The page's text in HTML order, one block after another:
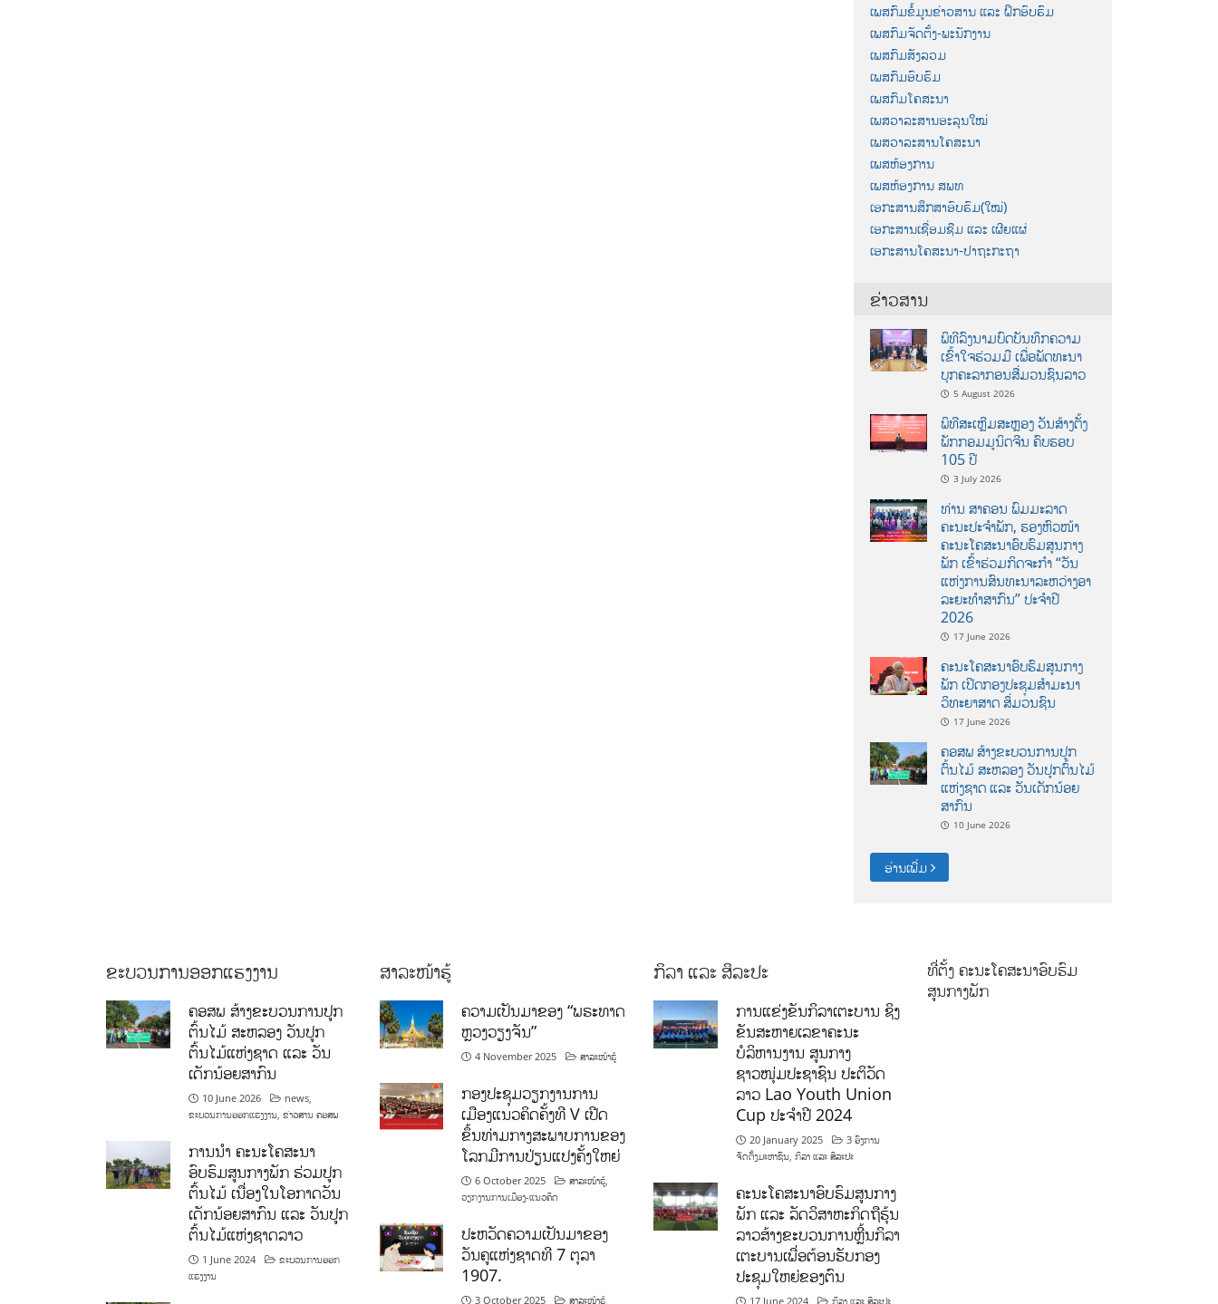
ເພສກົມຂໍ້ມູນຂ່າວສານ ແລະ ຝຶກອົບຮົມ
ເພສກົມຈັດຕັ້ງ-ພະນັກງານ
ເພສກົມສັງລວມ
ເພສກົມອົບຮົມ
ເພສກົມໂຄສະນາ
ເພສວາລະສານອະລຸນໃໝ່
ເພສວາລະສານໂຄສະນາ
ເພສຫ້ອງການ
ເພສຫ້ອງການ ສພທ
ເອກະສານສຶກສາອົບຮົມ(ໃໝ່)
ເອກະສານເຊື່ອມຊືມ ແລະ ເຜີຍແຜ່
ເອກະສານໂຄສະນາ-ປາຖະກະຖາ
ຂ່າວສານ
ພິທີລົງນາມບົດບັນທຶກຄວາມ
ເຂົ້າໃຈຮ່ວມມື ເພື່ອພັດທະນາ
ບຸກຄະລາກອນສື່ມວນຊົນລາວ
5 August 2026
ພິທີສະເຫຼີມສະຫຼອງ ວັນສ້າງຕັ້ງ
ພັກກອມມູນິດຈີນ ຄົບຮອບ
105 ປີ
3 July 2026
ທ່ານ ສາຄອນ ພົມມະລາດ
ຄະນະປະຈໍາພັກ, ຮອງຫົວໜ້າ
ຄະນະໂຄສະນາອົບຮົມສູນກາງ
ພັກ ເຂົ້າຮ່ວມກິດຈະກຳ “ວັນ
ແຫ່ງການສົນທະນາລະຫວ່າງອາ
ລະຍະທຳສາກົນ” ປະຈຳປີ
2026
17 June 2026
ຄະນະໂຄສະນາອົບຮົມສູນກາງ
ພັກ ເປີດກອງປະຊຸມສຳມະນາ
ວິທະຍາສາດ ສຶ່ມວນຊົນ
17 June 2026
ຄອສພ ສ້າງຂະບວນການປູກ
ຕົ້ນໄມ້ ສະຫລອງ ວັນປູກຕົ້ນໄມ້
ແຫ່ງຊາດ ແລະ ວັນເດັກນ້ອຍ
ສາກົນ
10 June 2026
ອ່ານເພີ່ມ
ຂະບວນການອອກແຮງງານ
ຄອສພ ສ້າງຂະບວນການປູກ
ຕົ້ນໄມ້ ສະຫລອງ ວັນປູກ
ຕົ້ນໄມ້ແຫ່ງຊາດ ແລະ ວັນ
ເດັກນ້ອຍສາກົນ
10 June 2026 news,
ຂະບວນການອອກແຮງງານ, ຂ່າວສານ ຄອສພ
ການນໍາ ຄະນະໂຄສະນາ
ອົບຮົມສູນກາງພັກ ຮ່ວມປູກ
ຕົ້ນໄມ້ ເນື່ອງໃນໂອກາດວັນ
ເດັກນ້ອຍສາກົນ ແລະ ວັນປູກ
ຕົ້ນໄມ້ແຫ່ງຊາດລາວ
1 June 2024
ຂະບວນການອອກ
ແຮງງານ
ສາລະໜ້າຮູ້
ຄວາມເປັນມາຂອງ “ພຣະທາດ
ຫຼວງວຽງຈັນ”
4 November 2025 ສາລະໜ້າຮູ້
ກອງປະຊຸມວຽກງານການ
ເມືອງແນວຄິດຄັ້ງທີ V ເປີດ
ຂຶ້ນທ່າມກາງສະພາບການຂອງ
ໂລກມີການປ່ຽນແປງຄັ້ງໃຫຍ່
6 October 2025 ສາລະໜ້າຮູ້,
ວຽກງານການເມືອງ-ແນວຄິດ
ປະຫວັດຄວາມເປັນມາຂອງ
ວັນຄູແຫ່ງຊາດທີ 7 ຕຸລາ
1907.
3 October 2025 ສາລະໜ້າຮູ້
ກິລາ ແລະ ສິລະປະ
ການແຂ່ງຂັນກິລາເຕະບານ ຊິງ
ຂັນສະຫາຍເລຂາຄະນະ
ບໍລິຫານງານ ສູນກາງ
ຊາວໜຸ່ມປະຊາຊົນ ປະຕິວັດ
ລາວ Lao Youth Union
Cup ປະຈຳປີ 2024
20 January 2025
3 ອົງການ
ຈັດຕັ້ງມະຫາຊົນ, ກິລາ ແລະ ສິລະປະ
ຄະນະໂຄສະນາອົບຮົມສູນກາງ
ພັກ ແລະ ລັດວິສາຫະກິດຖືຮຸ້ນ
ລາວສ້າງຂະບວນການຫຼີ້ນກິລາ
ເຕະບານເພື່ອຕ້ອນຮັບກອງ
ປະຊຸມໃຫຍ່ຂອງຕົນ
17 June 2024 ກິລາ ແລະ ສິລະປະ
ທີ່ຕັ້ງ ຄະນະໂຄສະນາອົບຮົມ
ສູນກາງພັກ